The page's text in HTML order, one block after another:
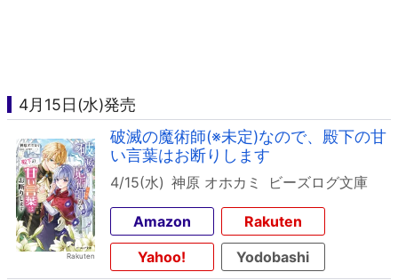
4月15日(水)発売
破滅の魔術師(※未定)なので、殿下の甘
い言葉はお断りします
4/15(水) 神原 オホカミ ビーズログ文庫
Amazon
Rakuten
Yahoo!
Yodobashi